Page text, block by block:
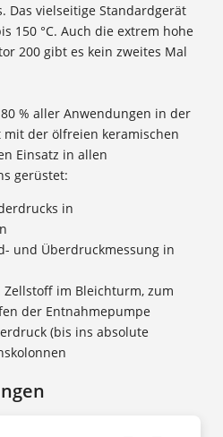
Das vielseitige Standardgerät
150 °C. Auch die extrem hohe
200 gibt es kein zweites Mal
% aller Anwendungen in der
mit der ölfreien keramischen
Einsatz in allen
gerüstet:
in
und Überdruckmessung in
Zellstoff im Bleichturm, zum
der Entnahmepumpe
(bis ins absolute